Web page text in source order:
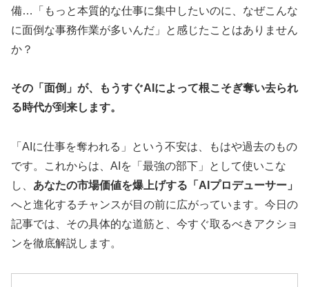
備…「もっと本質的な仕事に集中したいのに、なぜこんな
に面倒な事務作業が多いんだ」と感じたことはありません
か？
その「面倒」が、もうすぐAIによって根こそぎ奪い去られ
る時代が到来します。
「AIに仕事を奪われる」という不安は、もはや過去のもの
です。これからは、AIを「最強の部下」として使いこな
し、 あなたの市場価値を爆上げする「AIプロデューサー」
へと進化するチャンスが目の前に広がっています。今日の
記事では、その具体的な道筋と、今すぐ取るべきアクショ
ンを徹底解説します。